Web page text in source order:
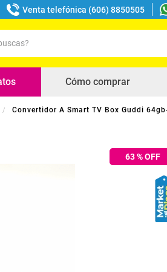
Venta telefónica (606) 8850505
Cómo comprar
Convertidor A Smart TV Box Guddi
63% OFF
buscados